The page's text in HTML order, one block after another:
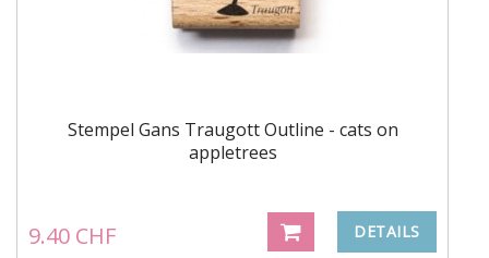
Stempel Gans Traugott Outline - cats on
appletrees
9.40 CHF DETAILS